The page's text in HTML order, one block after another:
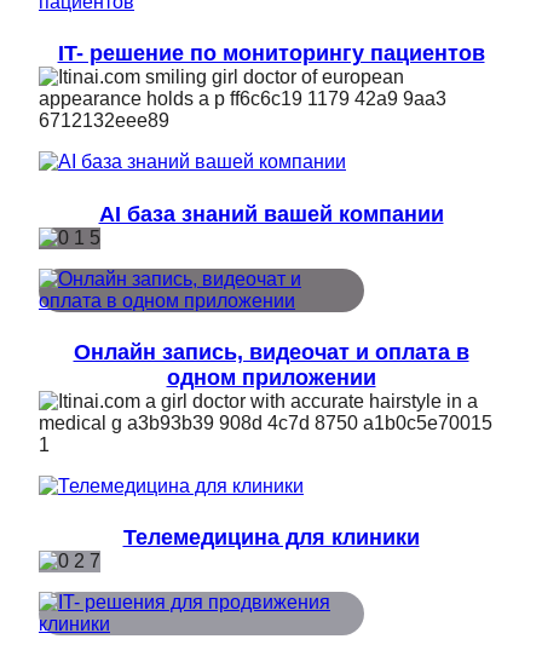
IT- решение по мониторингу пациентов
AI база знаний вашей компании
Онлайн запись, видеочат и оплата в
одном приложении
Телемедицина для клиники